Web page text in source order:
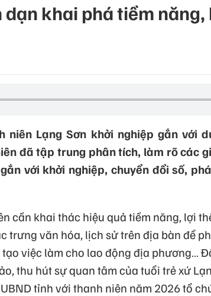
khai phá tiềm
niên Lạng Sơn khởi nghiệp gắn với
đã tập trung phân tích, làm rõ các
với khởi nghiệp, chuyển đổi số,
cần khai thác hiệu quả tiềm năng, lợi
trưng văn hóa, lịch sử trên địa bàn để
việc làm cho lao động địa phương…
thu hút sự quan tâm của tuổi trẻ xứ
tỉnh với thanh niên năm 2026 tổ